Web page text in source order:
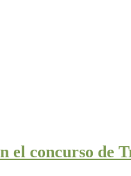
el concurso de